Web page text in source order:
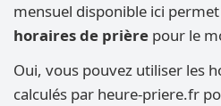
mensuel disponible ici
horaires de prière pour le
Oui, vous pouvez utiliser les
calculés par heure-priere.fr